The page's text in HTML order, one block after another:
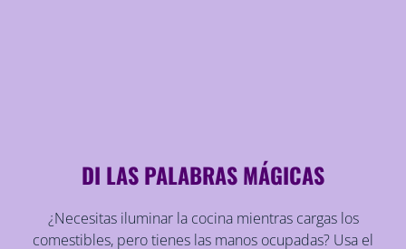
DI LAS PALABRAS MÁGICAS
¿Necesitas iluminar la cocina mientras cargas los
comestibles, pero tienes las manos ocupadas? Usa el